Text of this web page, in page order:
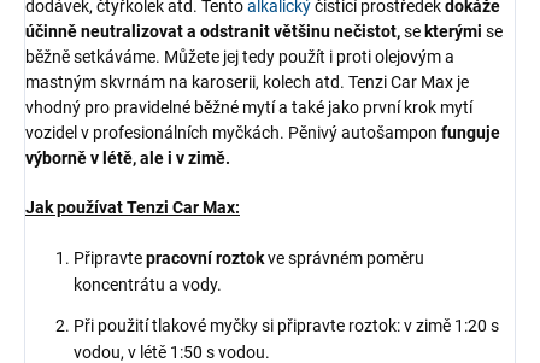
dodávek, čtyřkolek atd. Tentoalkalickýčisticí prostředekdokáže
účinně neutralizovat a odstranit většinu nečistot,se kterými se
běžně setkáváme. Můžete jej tedy použít i proti olejovým a
mastným skvrnám na karoserii, kolech atd. Tenzi Car Max je
vhodný pro pravidelné běžné mytí a také jako první krok mytí
vozidel v profesionálních myčkách. Pěnivý autošampon funguje
výborně v létě, ale i v zimě.
Jak používat Tenzi Car Max:
Připravtepracovní roztokve správném poměru
koncentrátu a vody.
Při použití tlakové myčky si připravte roztok: v zimě 1:20 s
vodou, v létě 1:50 s vodou.